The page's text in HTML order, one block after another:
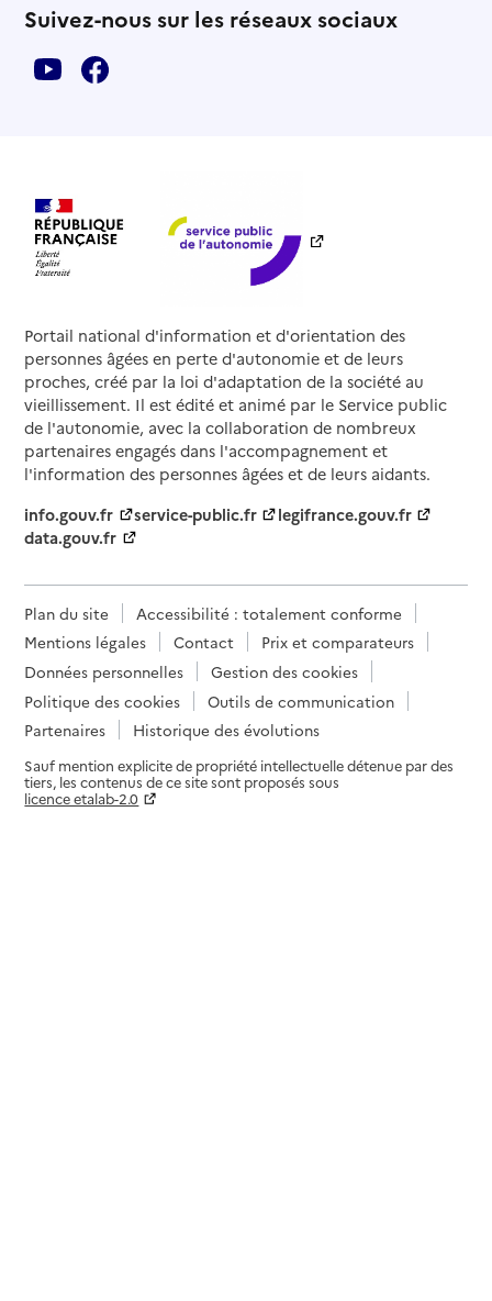
Suivez-nous sur les réseaux sociaux
Portail national d'information et d'orientation des
personnes âgées en perte d'autonomie et de leurs
proches, créé par la loi d'adaptation de la société au
vieillissement. Il est édité et animé par le Service public
de l'autonomie, avec la collaboration de nombreux
partenaires engagés dans l'accompagnement et
l'information des personnes âgées et de leurs aidants.
info.gouv.fr
service-public.fr
legifrance.gouv.fr
data.gouv.fr
Plan du site
Accessibilité : totalement conforme
Mentions légales
Contact
Prix et comparateurs
Données personnelles
Gestion des cookies
Politique des cookies
Outils de communication
Partenaires
Historique des évolutions
Sauf mention explicite de propriété intellectuelle détenue par des
tiers, les contenus de ce site sont proposés sous
licence etalab-2.0